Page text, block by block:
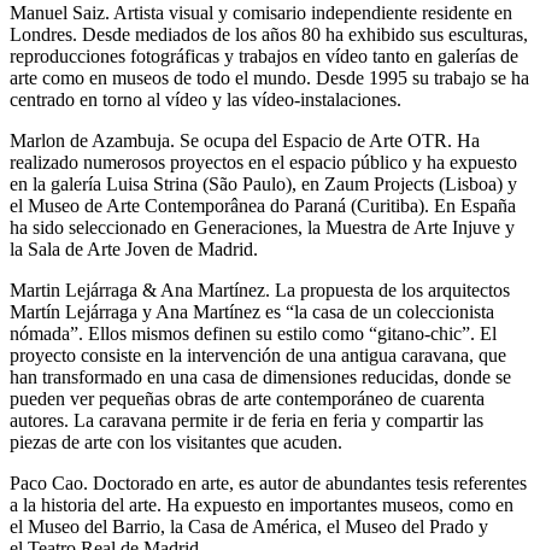
Manuel Saiz. Artista visual y comisario independiente residente en
Londres. Desde mediados de los años 80 ha exhibido sus esculturas,
reproducciones fotográficas y trabajos en vídeo tanto en galerías de
arte como en museos de todo el mundo. Desde 1995 su trabajo se ha
centrado en torno al vídeo y las vídeo-instalaciones.
Marlon de Azambuja. Se ocupa del Espacio de Arte OTR. Ha
realizado numerosos proyectos en el espacio público y ha expuesto
en la galería Luisa Strina (São Paulo), en Zaum Projects (Lisboa) y
el Museo de Arte Contemporânea do Paraná (Curitiba). En España
ha sido seleccionado en Generaciones, la Muestra de Arte Injuve y
la Sala de Arte Joven de Madrid.
Martin Lejárraga & Ana Martínez. La propuesta de los arquitectos
Martín Lejárraga y Ana Martínez es “la casa de un coleccionista
nómada”. Ellos mismos definen su estilo como “gitano-chic”. El
proyecto consiste en la intervención de una antigua caravana, que
han transformado en una casa de dimensiones reducidas, donde se
pueden ver pequeñas obras de arte contemporáneo de cuarenta
autores. La caravana permite ir de feria en feria y compartir las
piezas de arte con los visitantes que acuden.
Paco Cao. Doctorado en arte, es autor de abundantes tesis referentes
a la historia del arte. Ha expuesto en importantes museos, como en
el Museo del Barrio, la Casa de América, el Museo del Prado y